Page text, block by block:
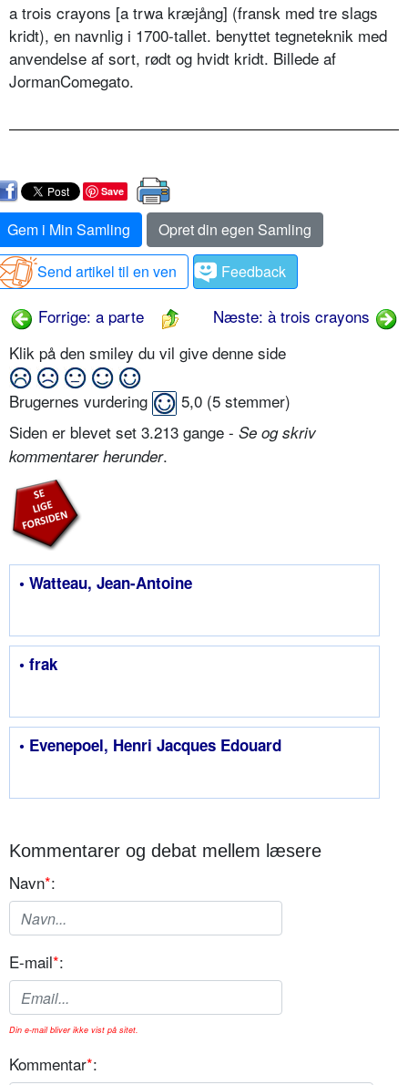
a trois crayons [a trwa kræjång] (fransk med tre slags
kridt), en navnlig i 1700-tallet. benyttet tegneteknik med
anvendelse af sort, rødt og hvidt kridt. Billede af
JormanComegato.
Save
Gem i Min Samling
Opret din egen Samling
Send artikel til en ven
Feedback
Forrige: a parte
Næste: à trois crayons
Klik på den smiley du vil give denne side
Brugernes vurdering 5,0 (5 stemmer)
Siden er blevet set 3.213 gange - Se og skriv
kommentarer herunder.
• Watteau, Jean-Antoine
• frak
• Evenepoel, Henri Jacques Edouard
Kommentarer og debat mellem læsere
Navn*:
E-mail*:
Din e-mail bliver ikke vist på sitet.
Kommentar*: